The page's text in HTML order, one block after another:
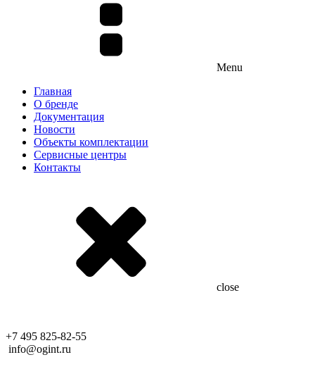
Menu
Главная
О бренде
Документация
Новости
Объекты комплектации
Сервисные центры
Контакты
close
+7 495 825-82-55
info@ogint.ru